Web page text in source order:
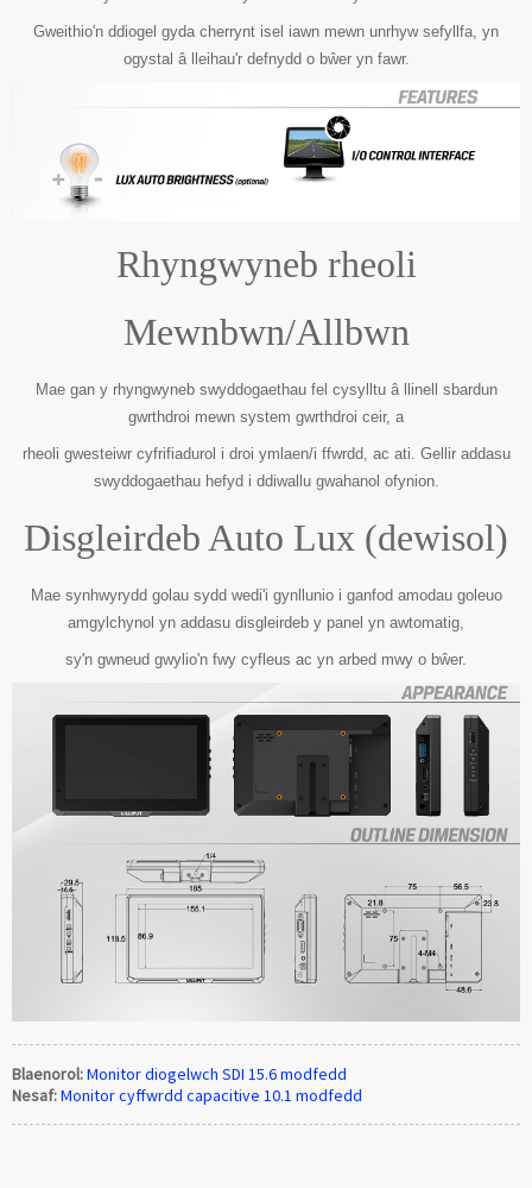
Gweithio'n ddiogel gyda cherrynt isel iawn mewn unrhyw sefyllfa, yn
ogystal â lleihau'r defnydd o bŵer yn fawr.
Rhyngwyneb rheoli
Mewnbwn/Allbwn
Mae gan y rhyngwyneb swyddogaethau fel cysylltu â llinell sbardun
gwrthdroi mewn system gwrthdroi ceir, a
rheoli gwesteiwr cyfrifiadurol i droi ymlaen/i ffwrdd, ac ati. Gellir addasu
swyddogaethau hefyd i ddiwallu gwahanol ofynion.
Disgleirdeb Auto Lux (dewisol)
Mae synhwyrydd golau sydd wedi'i gynllunio i ganfod amodau goleuo
amgylchynol yn addasu disgleirdeb y panel yn awtomatig,
sy'n gwneud gwylio'n fwy cyfleus ac yn arbed mwy o bŵer.
Blaenorol:Monitor diogelwch SDI 15.6 modfedd
Nesaf:Monitor cyffwrdd capacitive 10.1 modfedd